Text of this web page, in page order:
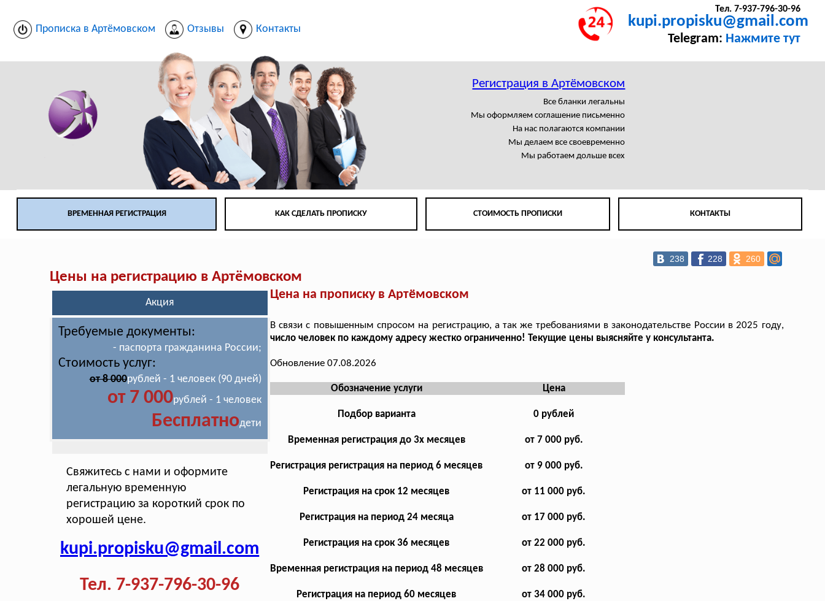
Прописка в Артёмовском Отзывы Контакты
Тел. 7-937-796-30-96
kupi.propisku@gmail.com
Telegram: Нажмите тут
Регистрация в Артёмовском
Все бланки легальны
Мы оформляем соглашение письменно
На нас полагаются компании
Мы делаем все своевременно
Мы работаем дольше всех
ВРЕМЕННАЯ РЕГИСТРАЦИЯ КАК СДЕЛАТЬ ПРОПИСКУ СТОИМОСТЬ ПРОПИСКИ КОНТАКТЫ
238 228 260
Цены на регистрацию в Артёмовском
Акция
Требуемые документы:
- паспорта гражданина России;
Стоимость услуг:
от 8 000рублей - 1 человек (90 дней)
от 7 000рублей - 1 человек
Бесплатнодети
Свяжитесь с нами и оформите
легальную временную
регистрацию за короткий срок по
хорошей цене.
kupi.propisku@gmail.com
Тел. 7-937-796-30-96
Цена на прописку в Артёмовском
В связи с повышенным спросом на регистрацию, а так же требованиями в законодательстве России в 2025 году,
число человек по каждому адресу жестко ограниченно! Текущие цены выясняйте у консультанта.
Обновление 07.08.2026
Обозначение услуги Цена
Подбор варианта 0 рублей
Временная регистрация до 3х месяцев от 7 000 руб.
Регистрация регистрация на период 6 месяцев от 9 000 руб.
Регистрация на срок 12 месяцев от 11 000 руб.
Регистрация на период 24 месяца от 17 000 руб.
Регистрация на срок 36 месяцев от 22 000 руб.
Временная регистрация на период 48 месяцев от 28 000 руб.
Регистрация на период 60 месяцев от 34 000 руб.